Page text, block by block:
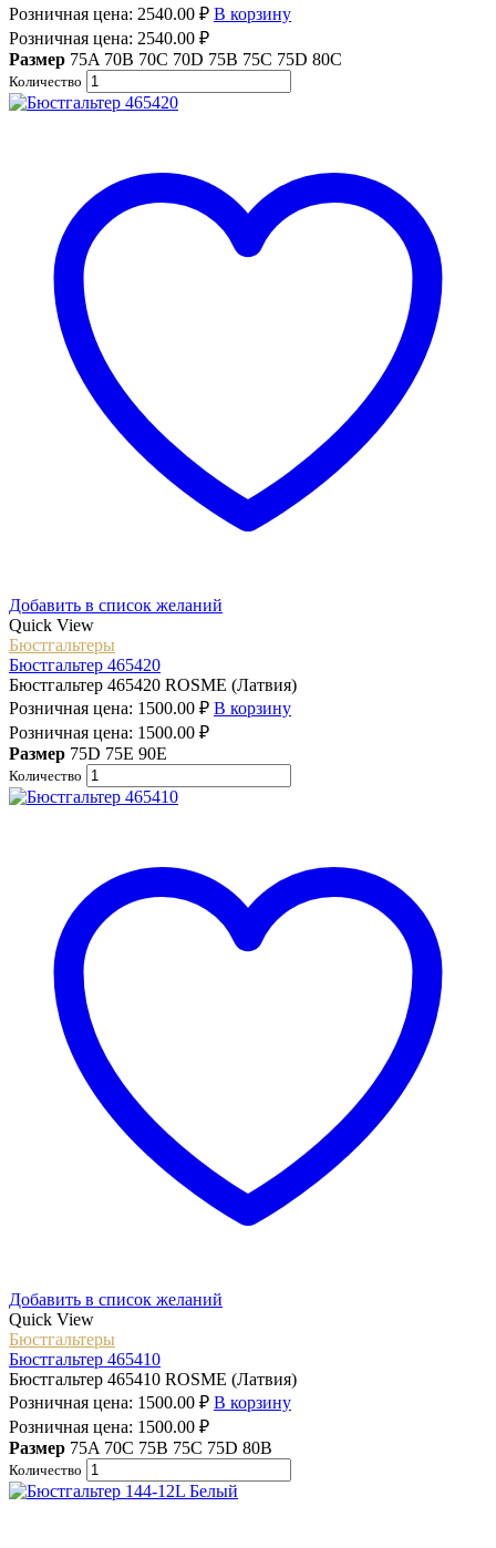
Розничная цена: 2540.00 ₽ В корзину
Розничная цена: 2540.00 ₽
Размер 75A 70B 70C 70D 75B 75C 75D 80C
Количество
Добавить в список желаний
Quick View
Бюстгальтеры
Бюстгальтер 465420
Бюстгальтер 465420 ROSME (Латвия)
Розничная цена: 1500.00 ₽ В корзину
Розничная цена: 1500.00 ₽
Размер 75D 75E 90E
Количество
Добавить в список желаний
Quick View
Бюстгальтеры
Бюстгальтер 465410
Бюстгальтер 465410 ROSME (Латвия)
Розничная цена: 1500.00 ₽ В корзину
Розничная цена: 1500.00 ₽
Размер 75A 70C 75B 75C 75D 80B
Количество